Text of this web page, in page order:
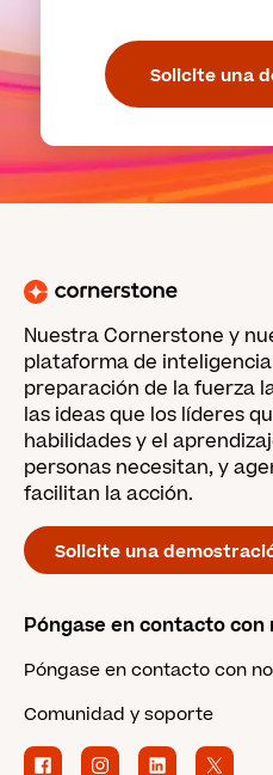
Solicite una
Nuestra Cornerstone y
plataforma de
preparación de la fuerza
las ideas que los líderes
habilidades y el
personas necesitan, y
facilitan la acción.
Solicite una
Póngase en contacto con
Póngase en contacto con
Comunidad y soporte